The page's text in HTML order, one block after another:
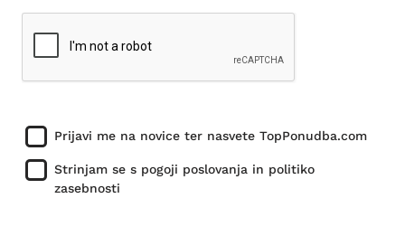
Prijavi me na novice ter nasvete TopPonudba.com
Strinjam se s pogoji poslovanja in politiko
zasebnosti